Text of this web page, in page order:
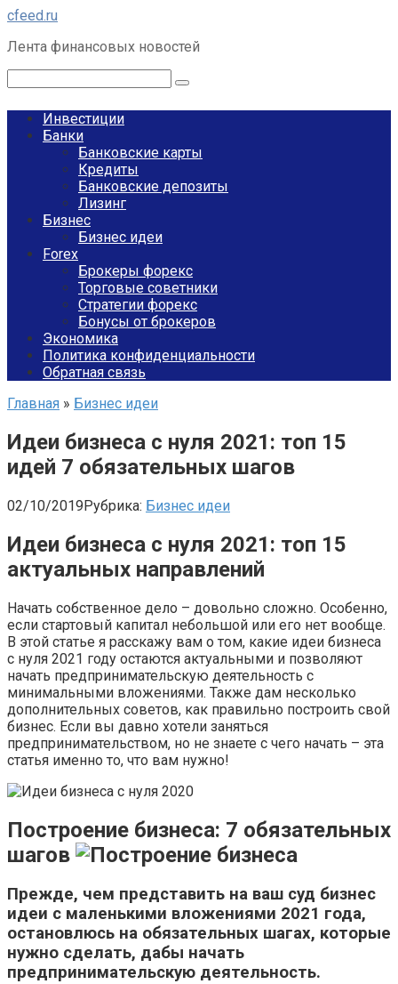
Перейти
контенту
cfeed.ru
Лента финансовых новостей
Инвестиции
Банки
Банковские карты
Кредиты
Банковские депозиты
Лизинг
Бизнес
Бизнес идеи
Forex
Брокеры форекс
Торговые советники
Стратегии форекс
Бонусы от брокеров
Экономика
Политика конфиденциальности
Обратная связь
Главная » Бизнес идеи
Идеи бизнеса с нуля 2021: топ 15
идей 7 обязательных шагов
02/10/2019Рубрика: Бизнес идеи
Идеи бизнеса с нуля 2021: топ 15
актуальных направлений
Начать собственное дело – довольно сложно. Особенно,
если стартовый капитал небольшой или его нет вообще.
В этой статье я расскажу вам о том, какие идеи бизнеса
с нуля 2021 году остаются актуальными и позволяют
начать предпринимательскую деятельность с
минимальными вложениями. Также дам несколько
дополнительных советов, как правильно построить свой
бизнес. Если вы давно хотели заняться
предпринимательством, но не знаете с чего начать – эта
статья именно то, что вам нужно!
Построение бизнеса: 7 обязательных
шагов
Прежде, чем представить на ваш суд бизнес
идеи с маленькими вложениями 2021 года,
остановлюсь на обязательных шагах, которые
нужно сделать, дабы начать
предпринимательскую деятельность.